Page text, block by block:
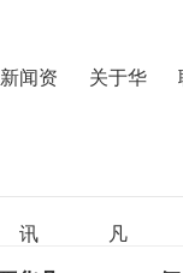
新闻资
讯
关于华
凡